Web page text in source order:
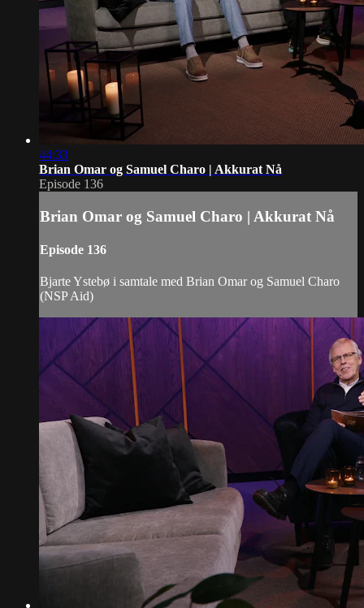
44:33
Brian Omar og Samuel Charo | Akkurat Nå
Episode 136
Brian Omar og Samuel Charo | Akkurat Nå
Episode 136
Bjarte Ystebø i samtale med Brian Omar og Samuel Charo
(NSP Aid)